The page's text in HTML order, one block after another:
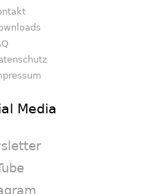
Media